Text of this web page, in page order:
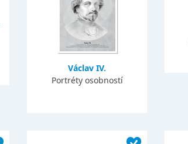
Václav IV.
Portréty osobností